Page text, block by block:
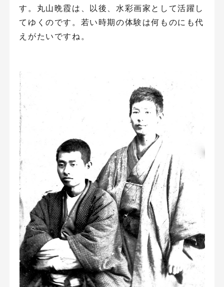
す。丸山晩霞は、以後、水彩画家として活躍し
てゆくのです。若い時期の体験は何ものにも代
えがたいですね。